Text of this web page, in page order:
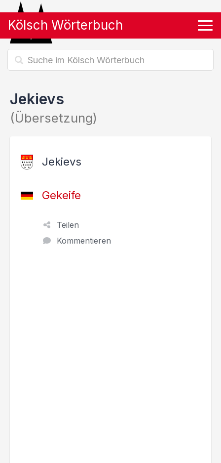
Kölsch Wörterbuch
Jekievs
(Übersetzung)
Jekievs
Gekeife
Teilen
Kommentieren